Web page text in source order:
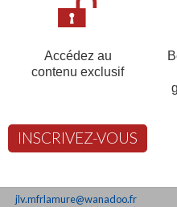
Hameau de Panissière
France
04 74 03 07 20
jlv.mfrlamure@wanadoo.fr
Accédez au
contenu exclusif
INSCRIVEZ-VOUS